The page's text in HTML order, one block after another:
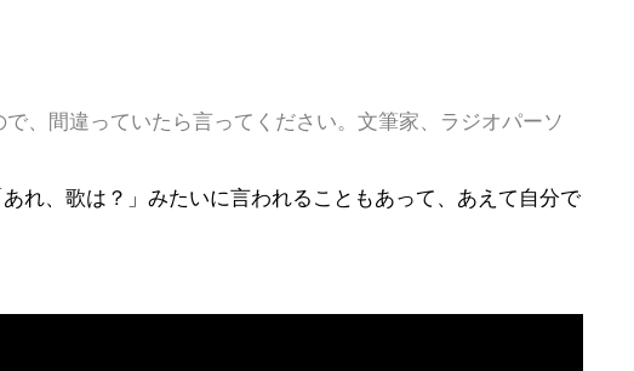
、間違っていたら言ってください。文筆家、ラジオパーソ
れ、歌は？」みたいに言われることもあって、あえて自分で